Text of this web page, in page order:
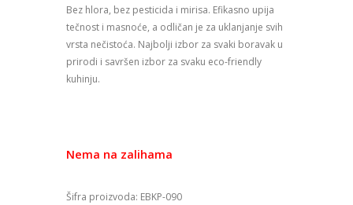
Bez hlora, bez pesticida i mirisa. Efikasno upija
tečnost i masnoće, a odličan je za uklanjanje svih
vrsta nečistoća. Najbolji izbor za svaki boravak u
prirodi i savršen izbor za svaku eco-friendly
kuhinju.
Nema na zalihama
Šifra proizvoda: EBKP-090